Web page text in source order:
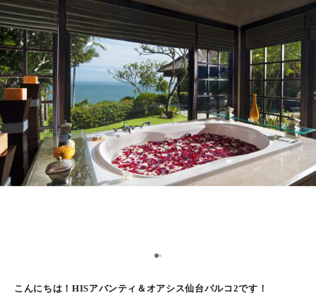
1
こんにちは！HISアバンティ＆オアシス仙台パルコ2です！